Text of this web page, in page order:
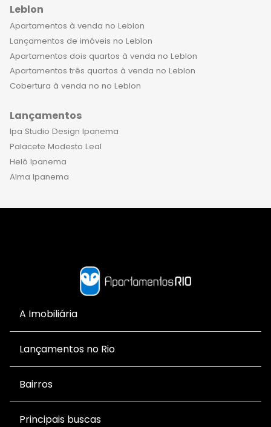
Leblon
Apartamentos à venda no Leblon
Lançamentos de imóveis no Leblon
Apartamentos dois quartos à venda no Leblon
Apartamentos três quartos à venda no Leblon
Cobertura à venda no no Leblon
Lançamentos
Ipa Studio Design Ipanema
Palacete Modesto Leal
Helô Ipanema
Alma Ipanema
A Imobiliária
Lançamentos no Rio
Bairros
Principais buscas